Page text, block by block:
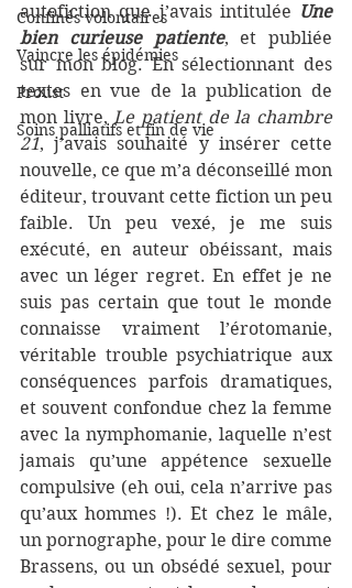
Confinés volontaires
Vaincre les épidémies
Proust
Soins palliatifs et fin de vie
autofiction que j’avais intitulée Une
bien curieuse patiente, et publiée
sur mon blog. En sélectionnant des
textes en vue de la publication de
mon livre, Le patient de la chambre
21, j’avais souhaité y insérer cette
nouvelle, ce que m’a déconseillé mon
éditeur, trouvant cette fiction un peu
faible. Un peu vexé, je me suis
exécuté, en auteur obéissant, mais
avec un léger regret. En effet je ne
suis pas certain que tout le monde
connaisse vraiment l’érotomanie,
véritable trouble psychiatrique aux
conséquences parfois dramatiques,
et souvent confondue chez la femme
avec la nymphomanie, laquelle n’est
jamais qu’une appétence sexuelle
compulsive (eh oui, cela n’arrive pas
qu’aux hommes !). Et chez le mâle,
un pornographe, pour le dire comme
Brassens, ou un obsédé sexuel, pour